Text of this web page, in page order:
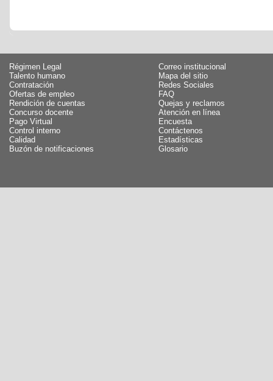
Régimen Legal
Talento humano
Contratación
Ofertas de empleo
Rendición de cuentas
Concurso docente
Pago Virtual
Control interno
Calidad
Buzón de notificaciones
Correo institucional
Mapa del sitio
Redes Sociales
FAQ
Quejas y reclamos
Atención en línea
Encuesta
Contáctenos
Estadísticas
Glosario